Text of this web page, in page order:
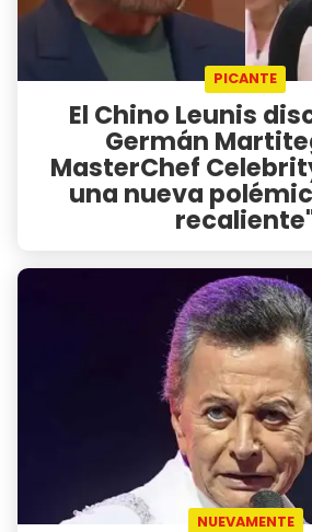
PICANTE
El Chino Leunis
Germán
MasterChef
una nueva
NUEVAMENTE